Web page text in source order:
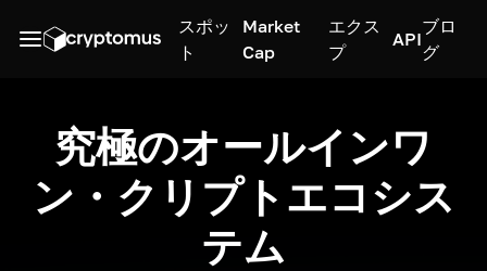
スポッ
ト
Market
Cap
エクス
プ
API
ブロ
グ
究極のオールインワ
ン・クリプトエコシス
テム